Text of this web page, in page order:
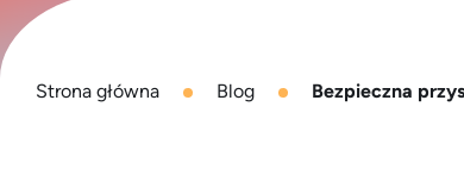
Strona główna Blog Bezpieczna